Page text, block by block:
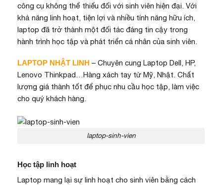
công cụ không thể thiếu đối với sinh viên hiện đại. Với
khả năng linh hoạt, tiện lợi và nhiều tính năng hữu ích,
laptop đã trở thành một đối tác đáng tin cậy trong
hành trình học tập và phát triển cá nhân của sinh viên.
LAPTOP NHẬT LINH – Chuyên cung Laptop Dell, HP,
Lenovo Thinkpad…Hàng xách tay từ Mỹ, Nhật. Chất
lượng giá thành tốt để phục nhu cầu học tập, làm việc
cho quý khách hàng.
laptop-sinh-vien
Học tập linh hoạt
Laptop mang lại sự linh hoạt cho sinh viên bằng cách